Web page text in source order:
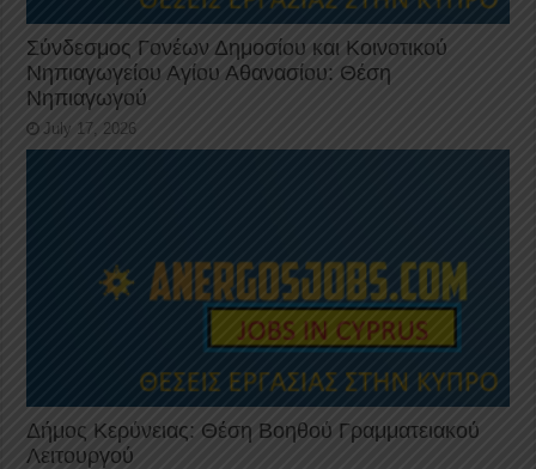
Σύνδεσμος Γονέων Δημοσίου και Κοινοτικού
Νηπιαγωγείου Αγίου Αθανασίου: Θέση
Νηπιαγωγού
July 17, 2026
Δήμος Κερύνειας: Θέση Βοηθού Γραμματειακού
Λειτουργού